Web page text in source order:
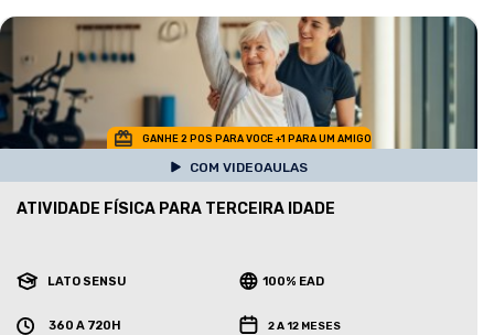
GANHE 2 POS PARA VOCE +1 PARA UM AMIGO
COM VIDEOAULAS
ATIVIDADE FÍSICA PARA TERCEIRA IDADE
LATO SENSU 100% EAD
360 A 720H 2 A 12 MESES